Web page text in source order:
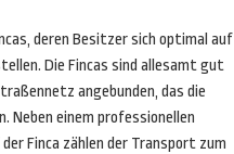
deren Besitzer sich optimal auf
Die Fincas sind allesamt gut
angebunden, das die
Neben einem professionellen
Finca zählen der Transport zum